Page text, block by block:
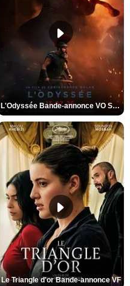
L'Odyssée Bande-annonce VO STFR
Le Triangle d'or Bande-annonce VF